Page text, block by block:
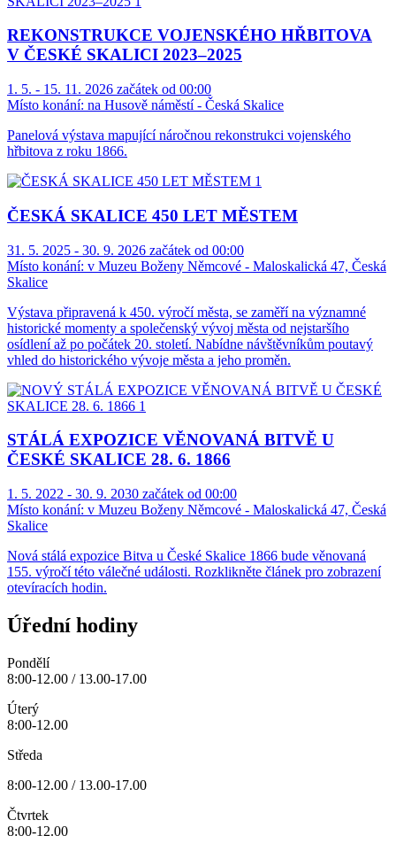
REKONSTRUKCE VOJENSKÉHO HŘBITOVA
V ČESKÉ SKALICI 2023–2025
1. 5. - 15. 11. 2026 začátek od 00:00
Místo konání: na Husově náměstí - Česká Skalice
Panelová výstava mapující náročnou rekonstrukci vojenského
hřbitova z roku 1866.
ČESKÁ SKALICE 450 LET MĚSTEM
31. 5. 2025 - 30. 9. 2026 začátek od 00:00
Místo konání: v Muzeu Boženy Němcové - Maloskalická 47, Česká
Skalice
Výstava připravená k 450. výročí města, se zaměří na významné
historické momenty a společenský vývoj města od nejstaršího
osídlení až po počátek 20. století. Nabídne návštěvníkům poutavý
vhled do historického vývoje města a jeho proměn.
STÁLÁ EXPOZICE VĚNOVANÁ BITVĚ U
ČESKÉ SKALICE 28. 6. 1866
1. 5. 2022 - 30. 9. 2030 začátek od 00:00
Místo konání: v Muzeu Boženy Němcové - Maloskalická 47, Česká
Skalice
Nová stálá expozice Bitva u České Skalice 1866 bude věnovaná
155. výročí této válečné události. Rozklikněte článek pro zobrazení
otevíracích hodin.
Úřední hodiny
Pondělí
8:00-12.00 / 13.00-17.00
Úterý
8:00-12.00
Středa
8:00-12.00 / 13.00-17.00
Čtvrtek
8:00-12.00